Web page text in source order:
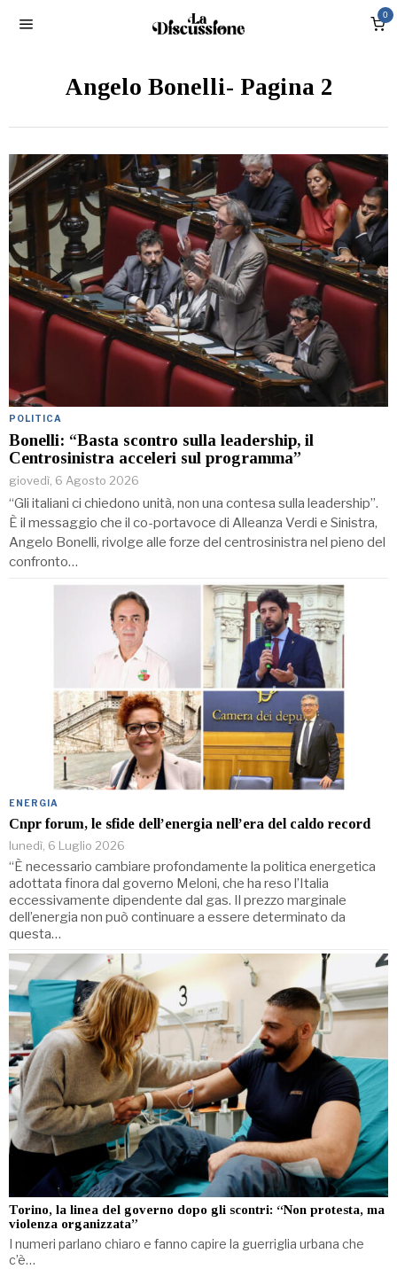
0
Angelo Bonelli- Pagina 2
POLITICA
Bonelli: “Basta scontro sulla leadership, il
Centrosinistra acceleri sul programma”
giovedì, 6 Agosto 2026
“Gli italiani ci chiedono unità, non una contesa sulla leadership”.
È il messaggio che il co-portavoce di Alleanza Verdi e Sinistra,
Angelo Bonelli, rivolge alle forze del centrosinistra nel pieno del
confronto…
ENERGIA
Cnpr forum, le sfide dell’energia nell’era del caldo record
lunedì, 6 Luglio 2026
“È necessario cambiare profondamente la politica energetica
adottata finora dal governo Meloni, che ha reso l’Italia
eccessivamente dipendente dal gas. Il prezzo marginale
dell’energia non può continuare a essere determinato da
questa…
Torino, la linea del governo dopo gli scontri: “Non protesta, ma
violenza organizzata”
I numeri parlano chiaro e fanno capire la guerriglia urbana che
c’è…